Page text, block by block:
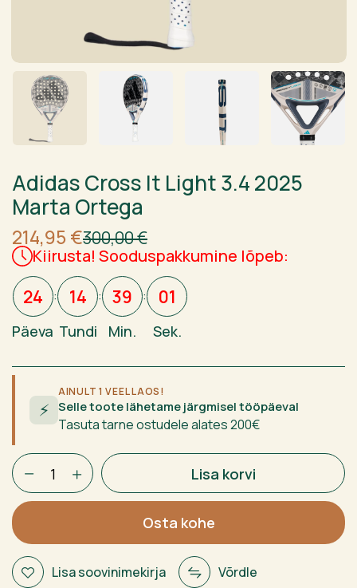
Adidas Cross It Light 3.4 2025
Marta Ortega
300,00€
Algne
hind
oli:
300,00 €.
214,95 €
Current
price
is:
214,95 €.
Kiirusta! Sooduspakkumine lõpeb:
24
Päeva
: 14
Tundi
: 39
Min.
: 01
Sek.
⚡
AINULT 1 VEEL LAOS!
Selle toote lähetame järgmisel tööpäeval
Tasuta tarne ostudele alates 200€
Adidas
Cross
It
Light
3.4
2025
Marta
Lisa korvi
Osta kohe
Lisa soovinimekirja Võrdle